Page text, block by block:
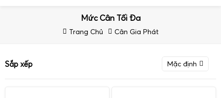
Mức Cân Tối Đa
Trang Chủ Cân Gia Phát
Sắp xếp Mặc định